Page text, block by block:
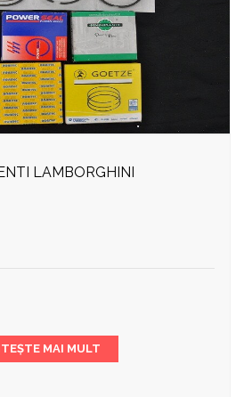
LAMBORGHINI
MAI MULT